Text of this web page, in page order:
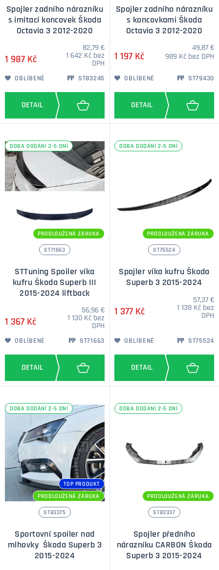
Spojler zadního nárazníku
s imitací koncovek Škoda
Octavia 3 2012-2020
1 987 Kč
82,79 €
1 642 Kč bez
DPH
OBLÍBENÉ ST83245
Spojler zadního nárazníku
s koncovkami Škoda
Octavia 3 2012-2020
1 197 Kč
49,87 €
989 Kč bez DPH
OBLÍBENÉ ST79430
DOBA DODÁNÍ 2-5 DNÍ
PRODLOUŽENÁ ZÁRUKA
ST71663
STTuning Spoiler víka
kufru Škoda Superb III
2015-2024 liftback
1 367 Kč
56,96 €
1 130 Kč bez
DPH
OBLÍBENÉ ST71663
DOBA DODÁNÍ 2-5 DNÍ
PRODLOUŽENÁ ZÁRUKA
ST75524
Spojler víka kufru Škoda
Superb 3 2015-2024
1 377 Kč
57,37 €
1 138 Kč bez
DPH
OBLÍBENÉ ST75524
DOBA DODÁNÍ 2-5 DNÍ
TOP PRODUKT
PRODLOUŽENÁ ZÁRUKA
ST83375
Sportovní spoiler nad
mlhovky Škoda Superb 3
2015-2024
DOBA DODÁNÍ 2-5 DNÍ
PRODLOUŽENÁ ZÁRUKA
ST83337
Spojler předního
nárazníku CARBON Škoda
Superb 3 2015-2024